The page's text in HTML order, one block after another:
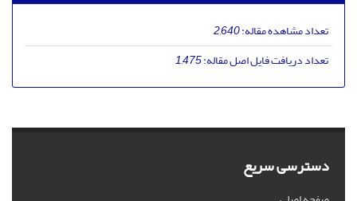
تعداد مشاهده مقاله:2,640
تعداد دریافت فایل اصل مقاله:1,475
دسترسی سریع